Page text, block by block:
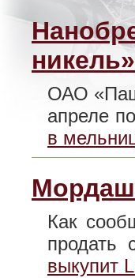
никель»
ОАО
апреле
в
Как
продать
выкупит